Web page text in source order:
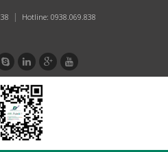
Hotline: 0938.069.838